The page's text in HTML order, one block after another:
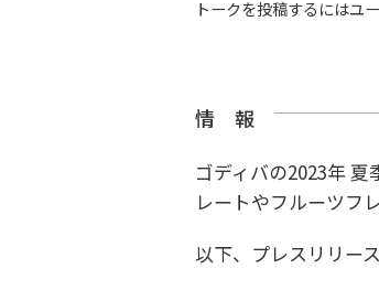
トークを投稿するにはユ
情 報
ゴディバの2023年
レートやフルーツフ
以下、プレスリリース